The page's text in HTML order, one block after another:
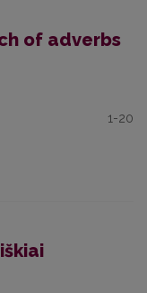
of adverbs
1-20